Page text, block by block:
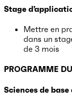
Stage
Mettre en
dans un
de 3 mois
PROGRAMME
Sciences de